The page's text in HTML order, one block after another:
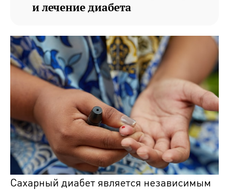
и лечение диабета
Сахарный диабет является независимым